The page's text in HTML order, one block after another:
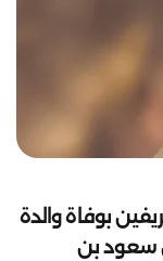
بوفاة والدة
سعود بن